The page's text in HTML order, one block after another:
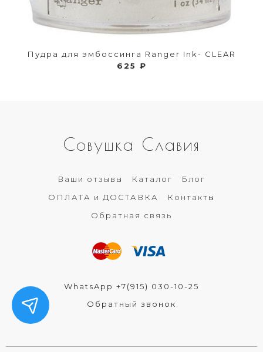
Пудра для эмбоссинга Ranger Ink- CLEAR
625 ₽
Совушка Славия
Ваши отзывы Каталог
Блог
ОПЛАТА и ДОСТАВКА
Контакты
Обратная связь
WhatsApp +7(915) 030-10-25
Обратный звонок